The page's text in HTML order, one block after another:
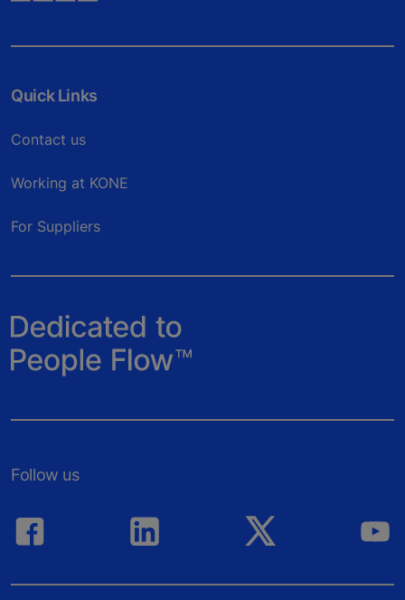
Quick Links
Contact us
Working at KONE
For Suppliers
Follow us